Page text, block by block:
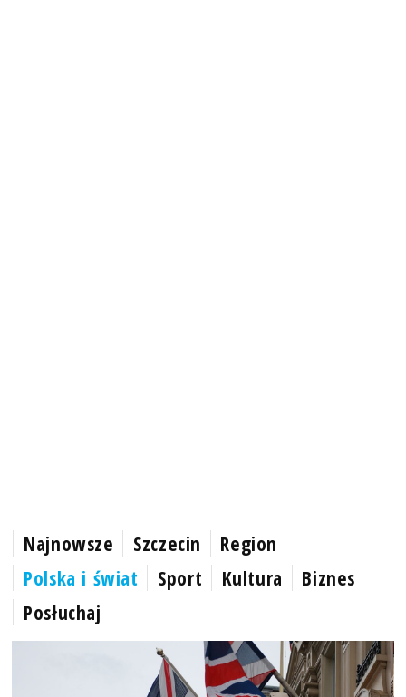
Najnowsze Szczecin
Region
Polska i świat
Sport Kultura
Biznes
Posłuchaj